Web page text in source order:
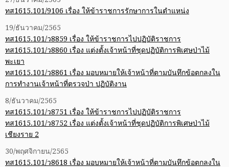
ทส1615.101/9106 เรื่อง ให้ข้าราชการรักษาการในตำแหน่ง
19/ธันวาคม/2565
ทส1615.101/ว8859 เรื่อง ให้ข้าราชการไปปฏิบัติราชการ
ทส1615.101/ว8860 เรื่อง แต่งตั้งเจ้าหน้าที่ชุดปฏิบัติการพิเศษป่าไม้
พะเยา
ทส1615.101/ว8861 เรื่อง มอบหมายให้เจ้าหน้าที่ตามบันทึกข้อตกลงใน
การทำงานเจ้าหน้าที่ตรวจป่า ปฏิบัติงาน
8/ธันวาคม/2565
ทส1615.101/ว8751 เรื่อง ให้ข้าราชการไปปฏิบัติราชการ
ทส1615.101/ว8752 เรื่อง แต่งตั้งเจ้าหน้าที่ชุดปฏิบัติการพิเศษป่าไม้
เชียงราย 2
30/พฤศจิกายน/2565
ทส1615.101/ว8618 เรื่อง มอบหมายให้เจ้าหน้าที่ตามบันทึกข้อตกลงใน